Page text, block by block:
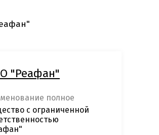
"Реафан"
полное
с ограниченной